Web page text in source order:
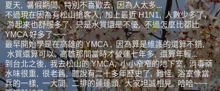
夏天, 暑假期間, 特別不喜歡去, 因為人太多...
不過現在因為有松山搶客人, 加上最近 H1N1, 人數少多了,
游起來也舒服多了, 只是水質還是不優, 不過怎麼比都比
YMCA 好多了~~~
最早開始學是在高雄的 YMCA , 因為算是維護的還算不錯,
水質還算可以, 高雄那間當時才營運七年多, 還算年輕...
到台北之後, 我去松山的 YMCA, 小小窄窄的地下室, 消毒藥
水味很重, 很老舊, 聽說有二十多年歷史了, 難怪, 浴室像當
兵的一樣, 一大間, 二排的蓮蓬頭, 大家坦誠相見, 哈哈~~~